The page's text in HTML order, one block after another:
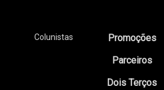
Colunistas
Promoções
Parceiros
Dois Terços